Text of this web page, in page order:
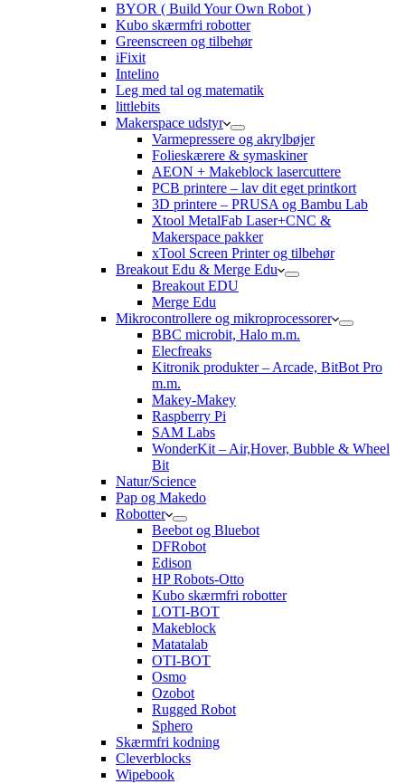
BYOR ( Build Your Own Robot )
Kubo skærmfri robotter
Greenscreen og tilbehør
iFixit
Intelino
Leg med tal og matematik
littlebits
Makerspace udstyr
Varmepressere og akrylbøjer
Folieskærere & symaskiner
AEON + Makeblock lasercuttere
PCB printere – lav dit eget printkort
3D printere – PRUSA og Bambu Lab
Xtool MetalFab Laser+CNC &
Makerspace pakker
xTool Screen Printer og tilbehør
Breakout Edu & Merge Edu
Breakout EDU
Merge Edu
Mikrocontrollere og mikroprocessorer
BBC microbit, Halo m.m.
Elecfreaks
Kitronik produkter – Arcade, BitBot Pro
m.m.
Makey-Makey
Raspberry Pi
SAM Labs
WonderKit – Air,Hover, Bubble & Wheel
Bit
Natur/Science
Pap og Makedo
Robotter
Beebot og Bluebot
DFRobot
Edison
HP Robots-Otto
Kubo skærmfri robotter
LOTI-BOT
Makeblock
Matatalab
OTI-BOT
Osmo
Ozobot
Rugged Robot
Sphero
Skærmfri kodning
Cleverblocks
Wipebook